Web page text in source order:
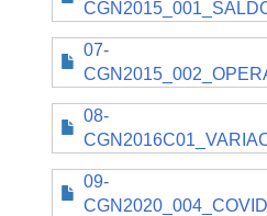
07-
08-
09-